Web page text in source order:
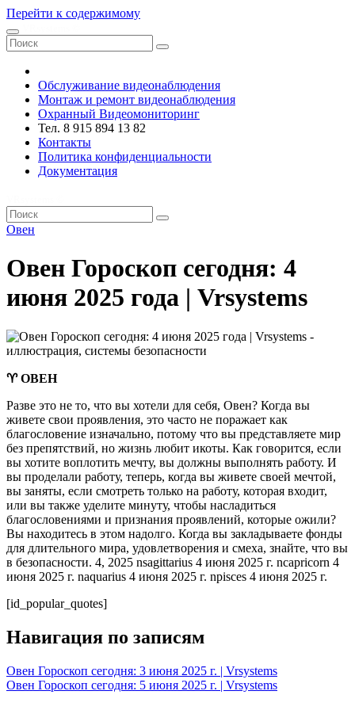
Перейти к содержимому
Обслуживание видеонаблюдения
Монтаж и ремонт видеонаблюдения
Охранный Видеомониторинг
Тел. 8 915 894 13 82
Контакты
Политика конфиденциальности
Документация
Овен
Овен Гороскоп сегодня: 4
июня 2025 года | Vrsystems
♈ ОВЕН
Разве это не то, что вы хотели для себя, Овен? Когда вы
живете свои проявления, это часто не поражает как
благословение изначально, потому что вы представляете мир
без препятствий, но жизнь любит икоты. Как говорится, если
вы хотите воплотить мечту, вы должны выполнять работу. И
вы проделали работу, теперь, когда вы живете своей мечтой,
вы заняты, если смотреть только на работу, которая входит,
или вы также уделите минуту, чтобы насладиться
благословениями и признания проявлений, которые ожили?
Вы находитесь в этом надолго. Когда вы закладываете фонды
для длительного мира, удовлетворения и смеха, знайте, что вы
в безопасности. 4, 2025 nsagittarius 4 июня 2025 г. ncapricorn 4
июня 2025 г. naquarius 4 июня 2025 г. npisces 4 июня 2025 г.
[id_popular_quotes]
Навигация по записям
Овен Гороскоп сегодня: 3 июня 2025 г. | Vrsystems
Овен Гороскоп сегодня: 5 июня 2025 г. | Vrsystems